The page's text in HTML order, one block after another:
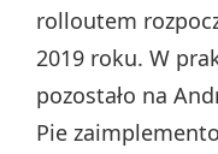
rolloutem
2019 roku. W
pozostało na
Pie